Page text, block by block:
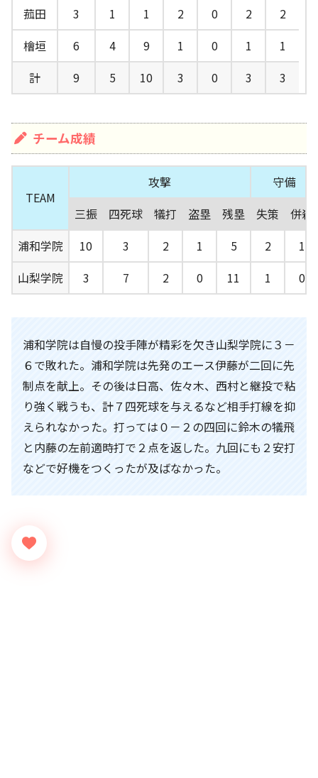
菰田
3 1 1 2 0 2
2
檜垣
6 4 9 1 0 1
1
計
9 5 10 3 0 3 3
チーム成績
TEAM
攻撃
守備
三振
四死球 犠打 盗塁 残塁 失策
併殺
浦和学院
10 3 2 1 5 2
1
山梨学院
3 7 2 0 11 1 0
浦和学院は自慢の投手陣が精彩を欠き山梨学院に３－
６で敗れた。浦和学院は先発のエース伊藤が二回に先
制点を献上。その後は日高、佐々木、西村と継投で粘
り強く戦うも、計７四死球を与えるなど相手打線を抑
えられなかった。打っては０－２の四回に鈴木の犠飛
と内藤の左前適時打で２点を返した。九回にも２安打
などで好機をつくったが及ばなかった。